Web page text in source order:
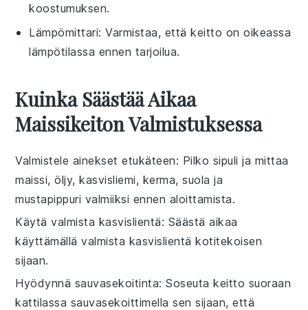
koostumuksen.
Lämpömittari: Varmistaa, että keitto on oikeassa
lämpötilassa ennen tarjoilua.
Kuinka Säästää Aikaa
Maissikeiton Valmistuksessa
Valmistele ainekset etukäteen: Pilko sipuli ja mittaa
maissi,öljy,kasvisliemi, kerma,suola ja
mustapippuri valmiiksi ennen aloittamista.
Käytä valmista kasvislientä: Säästä aikaa
käyttämällä valmista kasvislientä kotitekoisen
sijaan.
Hyödynnä sauvasekoitinta: Soseuta keitto suoraan
kattilassa sauvasekoittimella sen sijaan, että